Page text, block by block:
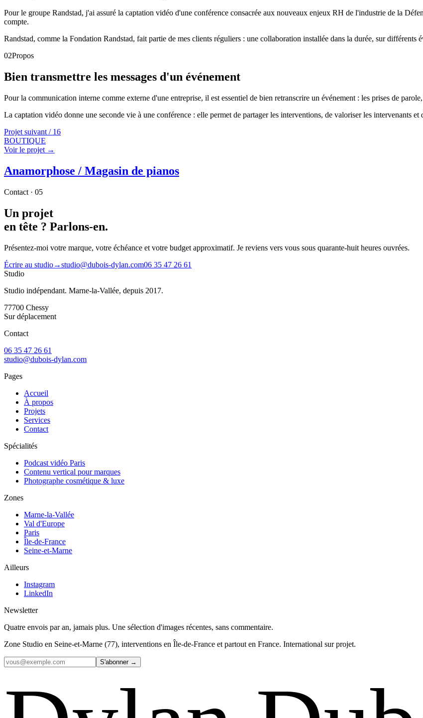
Pour le groupe Randstad, j'ai assuré la captation vidéo d'une conférence consacrée aux nouveaux enjeux RH de l'industrie de la
compte.
Randstad, comme la Fondation Randstad, fait partie de mes clients réguliers : une collaboration installée dans la durée, sur différents
02Propos
Bien transmettre les messages d'un événement
Pour la communication interne comme externe d'une entreprise, il est essentiel de bien retranscrire un événement : les prises de
La captation vidéo donne une seconde vie à une conférence : elle permet de partager les interventions, de valoriser les intervenants
Projet suivant / 16
BOUTIQUE
Voir le projet →
Anamorphose / Magasin de pianos
Contact · 05
Un projet
en tête ? Parlons-en.
Présentez-moi votre marque, votre échéance et votre budget approximatif. Je reviens vers vous sous quarante-huit heures ouvrées.
Écrire au studio→studio@dubois-dylan.com06 35 47 26 61
Studio
Studio indépendant. Marne-la-Vallée, depuis 2017.
77700 Chessy
Sur déplacement
Contact
06 35 47 26 61
studio@dubois-dylan.com
Pages
Accueil
À propos
Projets
Services
Contact
Spécialités
Podcast vidéo Paris
Contenu vertical pour marques
Photographe cosmétique & luxe
Zones
Marne-la-Vallée
Val d'Europe
Paris
Île-de-France
Seine-et-Marne
Ailleurs
Instagram
LinkedIn
Newsletter
Quatre envois par an, jamais plus. Une sélection d'images récentes, sans commentaire.
Zone Studio en Seine-et-Marne (77), interventions en Île-de-France et partout en France. International sur projet.
S'abonner →